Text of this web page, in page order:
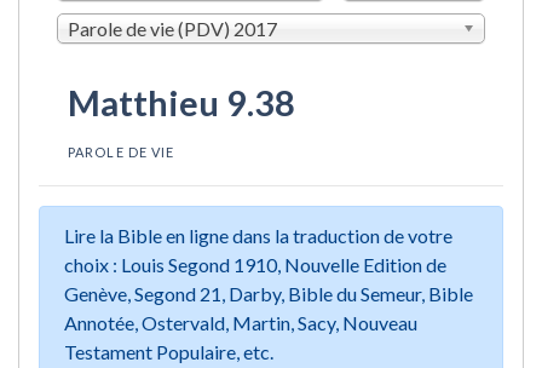
Parole de vie (PDV) 2017
Matthieu 9.38
PAROLE DE VIE
Lire la Bible en ligne dans la traduction de votre
choix : Louis Segond 1910, Nouvelle Edition de
Genève, Segond 21, Darby, Bible du Semeur, Bible
Annotée, Ostervald, Martin, Sacy, Nouveau
Testament Populaire, etc.